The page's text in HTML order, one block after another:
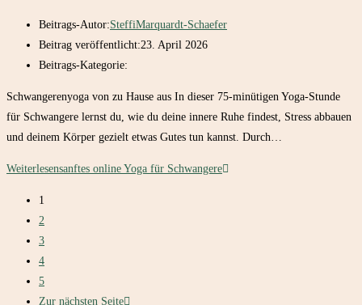
Beitrags-Autor:SteffiMarquardt-Schaefer
Beitrag veröffentlicht:23. April 2026
Beitrags-Kategorie:
Schwangerenyoga von zu Hause aus In dieser 75-minütigen Yoga-Stunde
für Schwangere lernst du, wie du deine innere Ruhe findest, Stress abbauen
und deinem Körper gezielt etwas Gutes tun kannst. Durch…
Weiterlesensanftes online Yoga für Schwangere
1
2
3
4
5
Zur nächsten Seite